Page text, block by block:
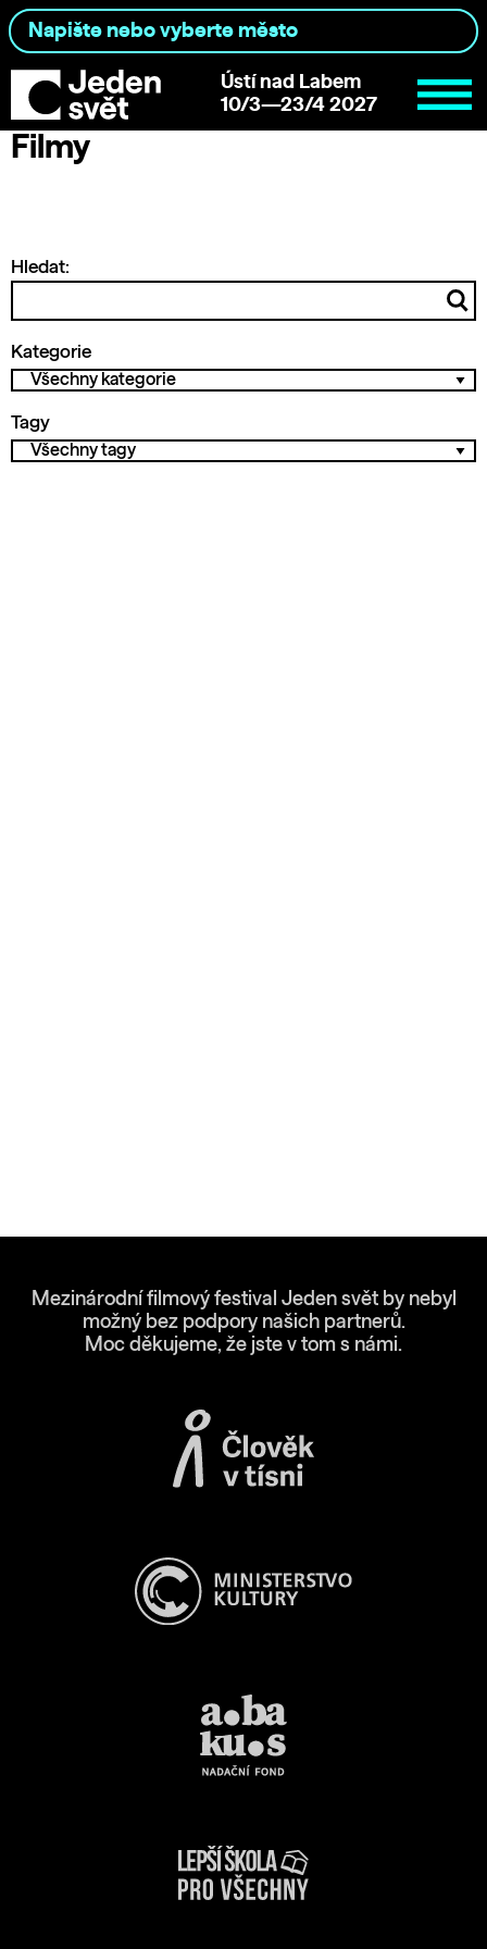
Ústí nad Labem
10/3—23/4 2027
Filmy
Hledat:
Kategorie
Tagy
Mezinárodní filmový festival Jeden svět by nebyl
možný bez podpory našich partnerů.
Moc děkujeme, že jste v tom s námi.